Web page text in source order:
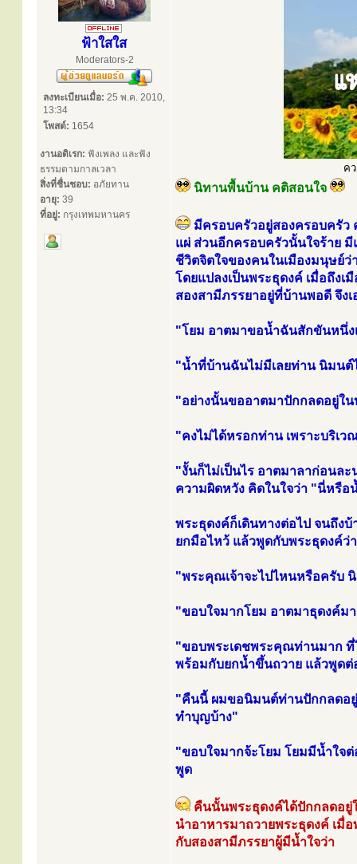
ฟ้าใสใส
Moderators-2
ลงทะเบียนเมื่อ: 25 พ.ค. 2010,
13:34
โพสต์: 1654
งานอดิเรก: ฟังเพลง และฟัง
ธรรมตามกาลเวลา
สิ่งที่ชื่นชอบ: อภัยทาน
อายุ: 39
ที่อยู่: กรุงเทพมหานคร
ค
นิทานพื้นบ้าน คติสอนใจ
มีครอบครัวอยู่สองครอบครัว
แผ่ ส่วนอีกครอบครัวนั้นใจร้าย
ชีวิตจิตใจของคนในเมืองมนุษย์ว่
โดยแปลงเป็นพระธุดงค์ เมื่อถึง
สองสามีภรรยาอยู่ที่บ้านพอดี จึงเ
"โยม อาตมาขอน้ำฉันสักขันหนึ่ง
"น้ำที่บ้านฉันไม่มีเลยท่าน นิมนต์
"อย่างนั้นขออาตมาปักกลดอยู่ใ
"คงไม่ได้หรอกท่าน เพราะบริเ
"งั้นก็ไม่เป็นไร อาตมาลาก่อนล
ความผิดหวัง คิดในใจว่า "นี่หรือ
พระธุดงค์ก็เดินทางต่อไป จนถึง
ยกมือไหว้ แล้วพูดกับพระธุดงค์ว่า
"พระคุณเจ้าจะไปไหนหรือครับ
"ขอบใจมากโยม อาตมาธุดงค์ม
"ขอบพระเดชพระคุณท่านมาก
พร้อมกับยกน้ำขึ้นถวาย แล้วพูดต่
"คืนนี้ ผมขอนิมนต์ท่านปักกลดอยู่
ทำบุญบ้าง"
"ขอบใจมากจ้ะโยม โยมมีน้ำใจ
พูด
คืนนั้นพระธุดงค์ได้ปักกลดอยู่
นำอาหารมาถวายพระธุดงค์ เมื่
กับสองสามีภรรยาผู้มีน้ำใจว่า